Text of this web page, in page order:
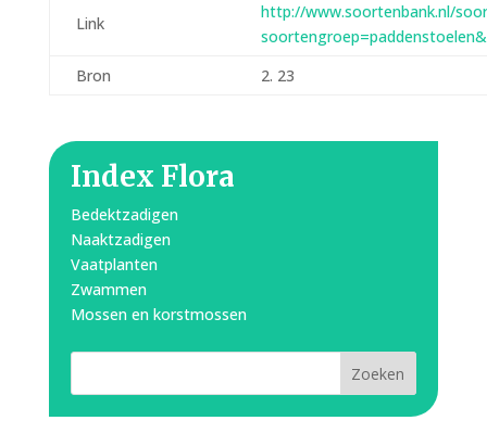
Link
http://www.soortenbank.nl/
Bron
2. 23
Index Flora
Bedektzadigen
Naaktzadigen
Vaatplanten
Zwammen
Mossen en korstmossen